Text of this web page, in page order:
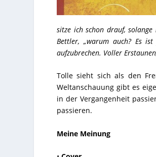
sitze ich schon drauf,
Bettler, „warum auch? Es
aufzubrechen. Voller
Tolle sieht sich als den
Weltanschauung gibt es
in der Vergangenheit
passieren.
Meine Meinung